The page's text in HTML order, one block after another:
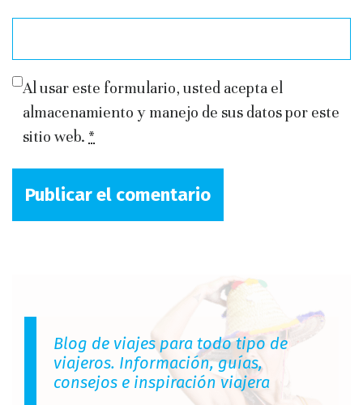
Al usar este formulario, usted acepta el
almacenamiento y manejo de sus datos por este
sitio web. *
Blog de viajes para todo tipo de
viajeros. Información, guías,
consejos e inspiración viajera